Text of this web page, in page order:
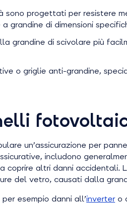
progettati per resistere
grandine di dimensioni
grandine di scivolare più
o griglie anti-grandine,
un’assicurazione per
includono
altri danni accidentali.
del vetro, causati dalla
esempio danni all’inverter o